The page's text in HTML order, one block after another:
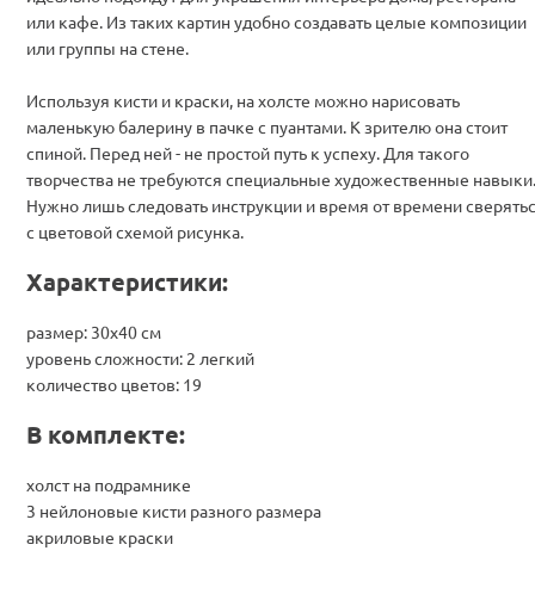
или кафе. Из таких картин удобно создавать целые композиции
или группы на стене.
Используя кисти и краски, на холсте можно нарисовать
маленькую балерину в пачке с пуантами. К зрителю она стоит
спиной. Перед ней - не простой путь к успеху. Для такого
творчества не требуются специальные художественные навыки.
Нужно лишь следовать инструкции и время от времени
с цветовой схемой рисунка.
Характеристики:
размер: 30х40 см
уровень сложности: 2 легкий
количество цветов: 19
В комплекте:
холст на подрамнике
3 нейлоновые кисти разного размера
акриловые краски